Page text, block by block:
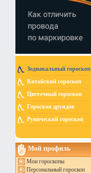
Зодиакальный гороскоп
Китайский гороскоп
Цветочный гороскоп
Гороскоп друидов
Рунический гороскоп
Мой профиль
Мои гороскопы
Персональный гороскоп